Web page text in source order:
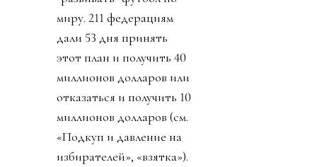
миру. 211 федерациям
дали 53 дня принять
этот план и получить 40
миллионов долларов или
отказаться и получить 10
миллионов долларов (см.
«Подкуп и давление на
избирателей», «взятка»).